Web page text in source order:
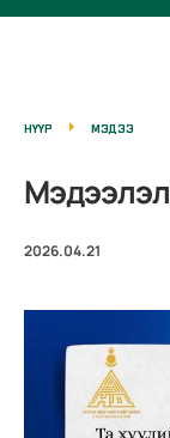
НҮҮР МЭДЭЭ
Мэдээлэл
2026.04.21